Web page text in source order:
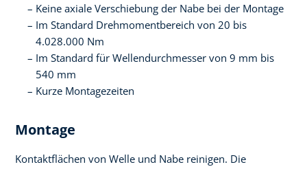
Keine axiale Verschiebung der Nabe bei der Montage
Im Standard Drehmomentbereich von 20 bis
4.028.000 Nm
Im Standard für Wellendurchmesser von 9 mm bis
540 mm
Kurze Montagezeiten
Montage
Kontaktflächen von Welle und Nabe reinigen. Die